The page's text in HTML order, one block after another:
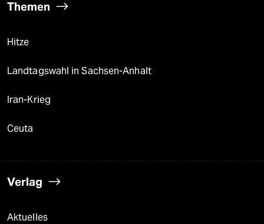
Themen
Hitze
Landtagswahl in Sachsen-Anhalt
Iran-Krieg
Ceuta
Verlag
Aktuelles